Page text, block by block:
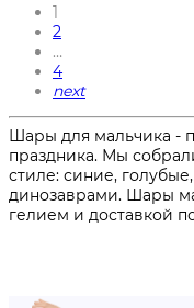
1
2
…
4
next
Шары для мальчика -
праздника. Мы
стиле: синие,
динозаврами. Шары
гелием и доставкой